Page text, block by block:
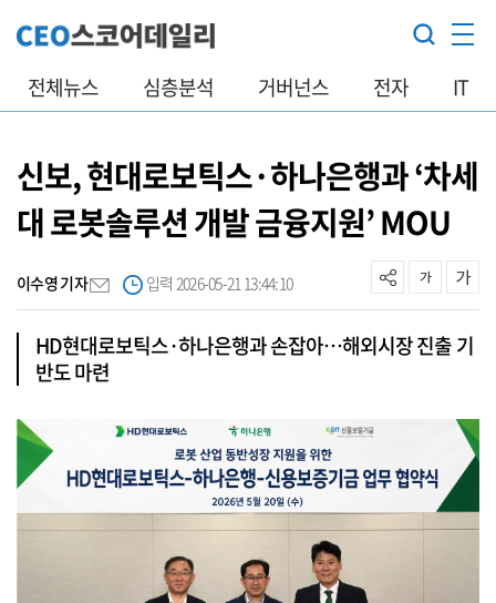
전체뉴스 심층분석 거버넌스 전자 IT
신보, 현대로보틱스·하나은행과 ‘차세
대 로봇솔루션 개발 금융지원’ MOU
이수영 기자 입력 2026-05-21 13:44:10
HD현대로보틱스·하나은행과 손잡아…해외시장 진출 기
반도 마련